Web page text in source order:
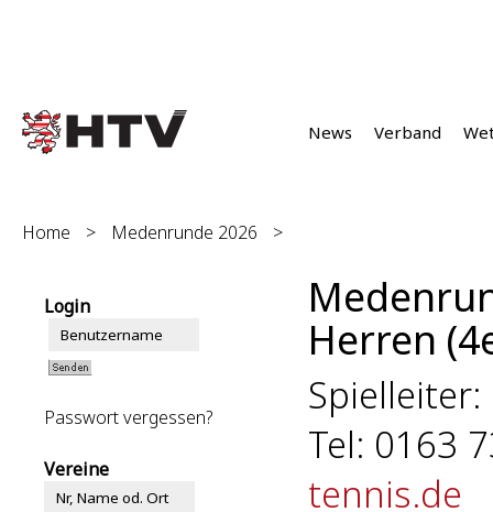
News Verband
Home > Medenrunde 2026 >
Login
Passwort vergessen?
Vereine
Herren
Spielleiter:
Tel: 0163
tennis.de